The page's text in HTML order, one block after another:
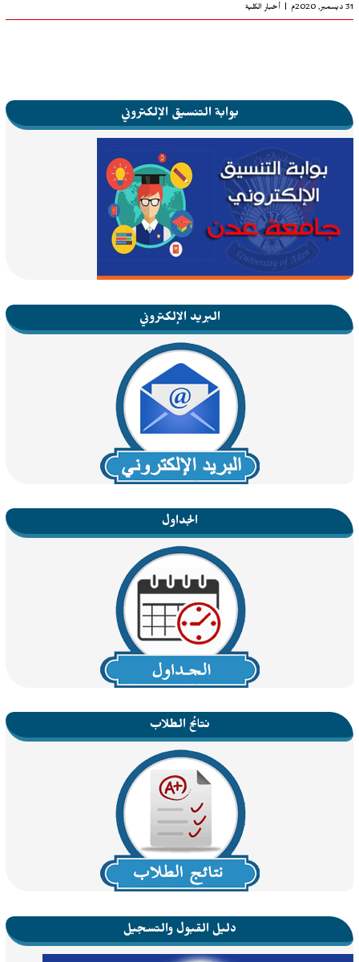
31 ديسمبر, 2020م | أخبار الكلية
بوابة التنسيق الإلكتروني
البريد الإلكتروني
الجداول
نتائج الطلاب
دليل القبول والتسجيل